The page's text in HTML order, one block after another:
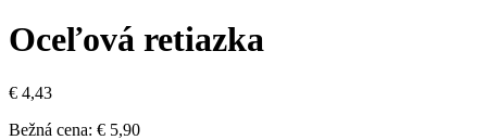
Oceľová retiazka
€ 4,43
Bežná cena: € 5,90